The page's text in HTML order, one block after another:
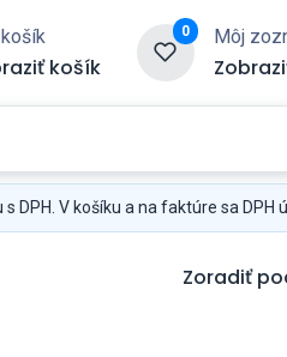
košík
0 Môj
DPH. V košíku a na faktúre sa DPH
Zoradiť